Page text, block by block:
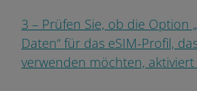
3 – Prüfen Sie, ob die Option
Daten“ für das eSIM-Profil,
verwenden möchten, aktiviert